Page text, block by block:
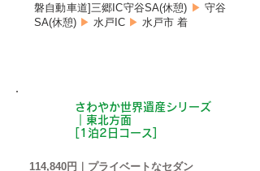
磐自動車道]三郷IC守谷SA(休憩) ▶ 守谷
SA(休憩) ▶ 水戸IC ▶ 水戸市 着
さわやか世界遺産シリーズ
｜東北方面
[1泊2日コース]
114,840円｜プライベートなセダン